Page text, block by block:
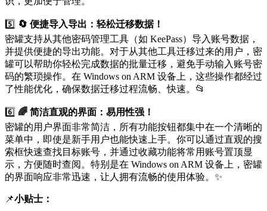
5️⃣ 🔄 便捷导入导出：轻松迁移数据！
密罐支持从其他密码管理工具（如 KeePass）导入账号数据，
并提供便捷的导出功能。对于从其他工具迁移过来的用户，密
罐可以帮助你轻松完成数据的批量迁移，避免手动输入账号密
码的繁琐操作。在 Windows on ARM 设备上，这些操作都经过
了性能优化，确保数据迁移过程流畅、快速。📂
6️⃣ 🌈 简洁直观的界面：易用性强！
密罐的用户界面非常简洁，所有功能按钮都集中在一个清晰的
菜单中，即使是新手用户也能快速上手。你可以通过直观的搜
索框快速查找目标账号，并通过收藏功能将常用账号置顶显
示，方便随时查阅。特别是在 Windows on ARM 设备上，密罐
的界面响应非常迅速，让人拥有流畅的使用体验。✨
📌小贴士：